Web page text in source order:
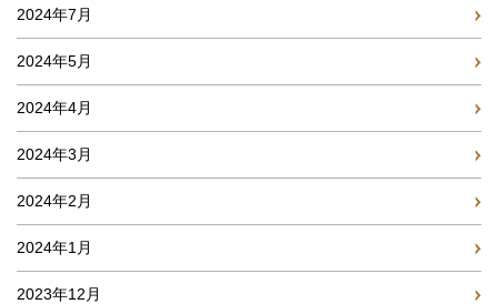
2024年7月
2024年5月
2024年4月
2024年3月
2024年2月
2024年1月
2023年12月